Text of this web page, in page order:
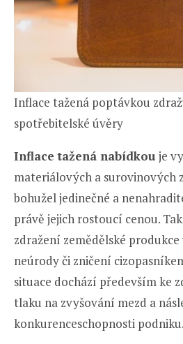
Inflace tažená poptávkou
spotřebitelské úvěry
Inflace tažená nabídkou je
materiálových a surovinových
bohužel jedinečné a
právě jejich rostoucí cenou.
zdražení zemědělské produkce
neúrody či zničení
situace dochází především ke
tlaku na zvyšování mezd a
konkurenceschopnosti podniku.